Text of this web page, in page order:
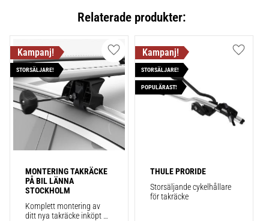
Relaterade produkter:
MONTERING TAKRÄCKE
PÅ BIL LÄNNA
STOCKHOLM
Komplett montering av
ditt nya takräcke inköpt
STORSÄLJARE!
Lägg till i favoriter
THULE PRORIDE
Storsäljande cykelhållare
för takräcke
STORSÄLJARE!
POPULÄRAST!
Lägg